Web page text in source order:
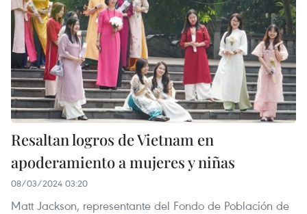
Resaltan logros de Vietnam en
apoderamiento a mujeres y niñas
08/03/2024 03:20
Matt Jackson, representante del Fondo de Población de